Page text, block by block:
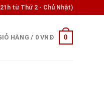
21h từ Thứ 2 - Chủ Nhật)
HÀNG / 0VNĐ 0